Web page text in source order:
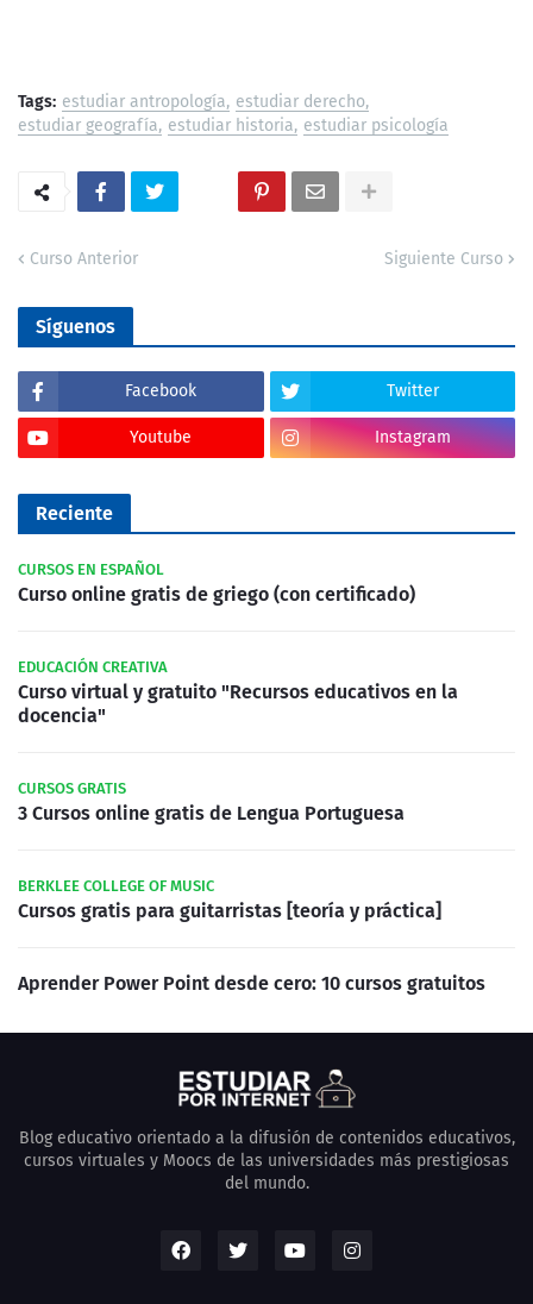
Tags: estudiar antropología estudiar derecho
estudiar geografía estudiar historia estudiar psicología
Curso Anterior Siguiente Curso
Síguenos
Facebook Twitter
Youtube Instagram
Reciente
CURSOS EN ESPAÑOL
Curso online gratis de griego (con certificado)
EDUCACIÓN CREATIVA
Curso virtual y gratuito "Recursos educativos en la
docencia"
CURSOS GRATIS
3 Cursos online gratis de Lengua Portuguesa
BERKLEE COLLEGE OF MUSIC
Cursos gratis para guitarristas [teoría y práctica]
Aprender Power Point desde cero: 10 cursos gratuitos
Blog educativo orientado a la difusión de contenidos educativos,
cursos virtuales y Moocs de las universidades más prestigiosas
del mundo.